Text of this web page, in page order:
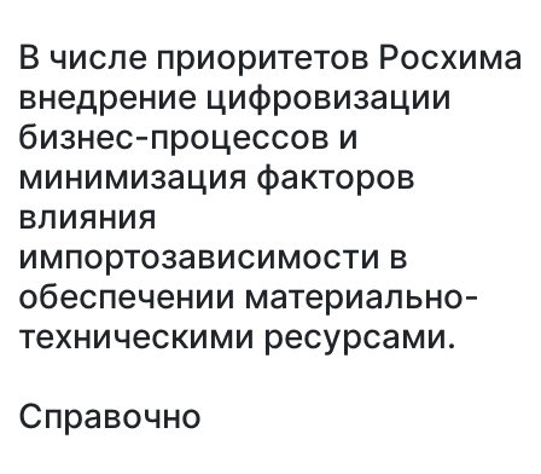
В числе приоритетов Росхима
внедрение цифровизации
бизнес-процессов и
минимизация факторов
влияния
импортозависимости в
обеспечении материально-
техническими ресурсами.
Справочно